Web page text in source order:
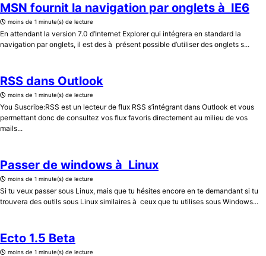
MSN fournit la navigation par onglets à IE6
moins de 1 minute(s) de lecture
En attendant la version 7.0 d’Internet Explorer qui intégrera en standard la
navigation par onglets, il est des à présent possible d’utiliser des onglets s...
RSS dans Outlook
moins de 1 minute(s) de lecture
You Suscribe:RSS est un lecteur de flux RSS s’intégrant dans Outlook et vous
permettant donc de consultez vos flux favoris directement au milieu de vos
mails...
Passer de windows à Linux
moins de 1 minute(s) de lecture
Si tu veux passer sous Linux, mais que tu hésites encore en te demandant si tu
trouvera des outils sous Linux similaires à ceux que tu utilises sous Windows...
Ecto 1.5 Beta
moins de 1 minute(s) de lecture